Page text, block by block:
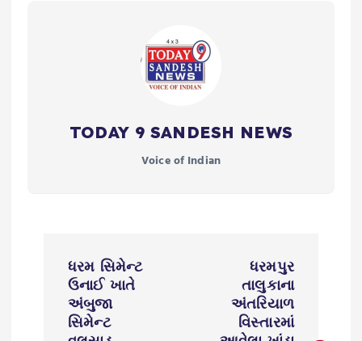
TODAY 9 SANDESH NEWS
Voice of Indian
ધરમ સિમેન્ટ
ઉનાઈ ખાતે
અંબુજા
સિમેન્ટ
ધરમપુર
તાલુકાના
અંતરિયાળ
વિસ્તારમાં